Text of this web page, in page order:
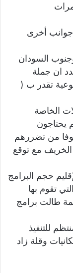
3/ 10/ 2022م وفي جوانب أخرى
السودان
ان جملة
تقدر ب (
الخاصة
يحتاجون
خوفا من تضررهم
مع توقع
حجم البرامج
تقوم بها
طالت برامج
للتنفيذ
وقلة زاد